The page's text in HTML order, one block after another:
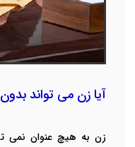
آیا زن می تواند
زن به هیچ عنوان نمی